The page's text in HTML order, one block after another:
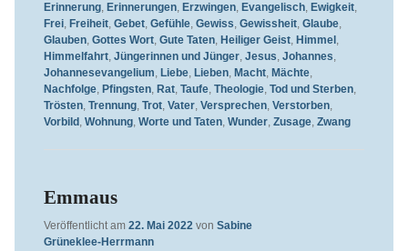
Erinnerung, Erinnerungen, Erzwingen, Evangelisch, Ewigkeit,
Frei, Freiheit, Gebet, Gefühle, Gewiss, Gewissheit, Glaube,
Glauben, Gottes Wort, Gute Taten, Heiliger Geist, Himmel ,
Himmelfahrt, Jüngerinnen und Jünger, Jesus, Johannes,
Johannesevangelium, Liebe, Lieben, Macht, Mächte,
Nachfolge, Pfingsten, Rat, Taufe, Theologie, Tod und Sterben,
Trösten, Trennung, Trot, Vater, Versprechen, Verstorben,
Vorbild , Wohnung, Worte und Taten, Wunder, Zusage, Zwang
Emmaus
Veröffentlicht am 22. Mai 2022 von Sabine
Grüneklee-Herrmann